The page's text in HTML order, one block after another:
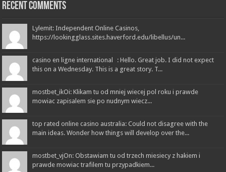
Recent Comments
Lylemit: Independent Online Casinos,
https://lookingglass.sites.haverford.edu/libellus/un...
casino en ligne international : Hello. Great job. I did not expect
this on a Wednesday. This is a great story. T...
mostbet_ikOi: Klikam tu od mniej wiecej pol roku i prawde
mowiac zapisalem sie po nudnym wiecz...
top rated online casino australia: Could not disagree with the
main ideas. Wonder how things will develop over the...
mostbet_vjOn: Obstawiam tu od trzech miesiecy z hakiem i
prawde mowiac trafilem tu przypadkiem...